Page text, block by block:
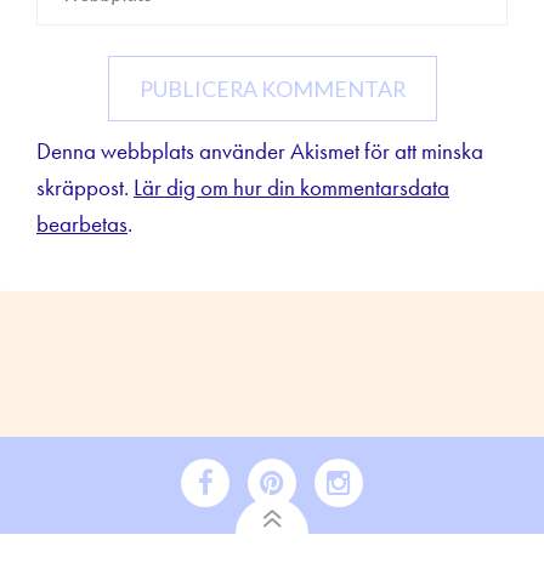
Denna webbplats använder Akismet för att minska
skräppost. Lär dig om hur din kommentarsdata
bearbetas.